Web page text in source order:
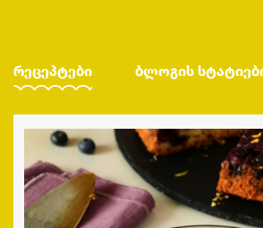
რეცეპტები ბლოგის